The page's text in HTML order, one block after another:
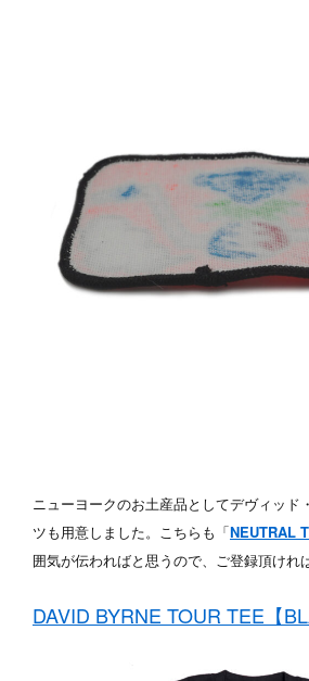
ニューヨークのお土産品としてデヴィッド
ツも用意しました。こちらも「NEUTRAL
囲気が伝わればと思うので、ご登録頂けれ
DAVID BYRNE TOUR TEE【